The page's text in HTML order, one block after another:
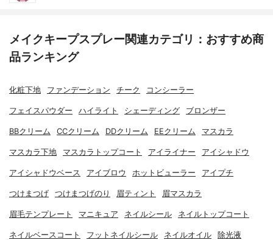
メイクキープスプレー関連カテゴリ：おすすめ商
品ランキング
化粧下地 ファンデーション チーク コンシーラー
フェイスパウダー ハイライト シェーディング ブロンザー
BBクリーム CCクリーム DDクリーム EEクリーム マスカラ
マスカラ下地 マスカラトップコート アイライナー アイシャドウ
アイシャドウベース アイブロウ ホットビューラー アイプチ
つけまつげ つけまつげのり 眉ティント 眉マスカラ
眉毛テンプレート マニキュア ネイルシール ネイルトップコート
ネイルベースコート フットネイルシール ネイルオイル 除光液